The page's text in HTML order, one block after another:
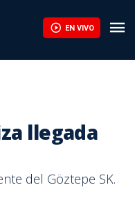
EN VIVO
llegada
del Göztepe SK.